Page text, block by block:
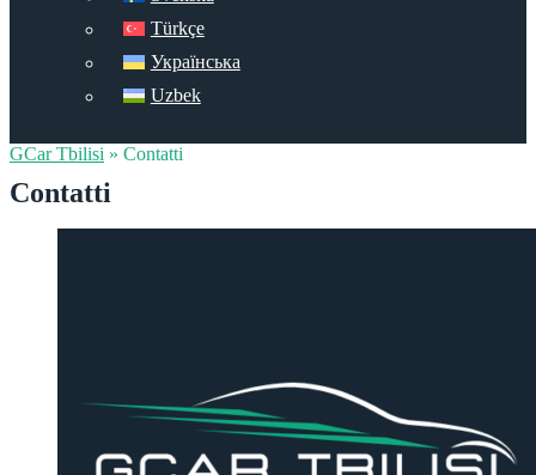
Türkçe
Українська
Uzbek
GCar Tbilisi » Contatti
Contatti